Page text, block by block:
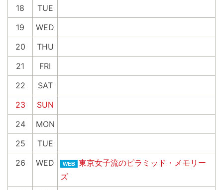
18
TUE
19
WED
20
THU
21
FRI
22
SAT
23
SUN
24
MON
25
TUE
26
WED WEB 東京女子流のピラミッド・メモリー
ズ